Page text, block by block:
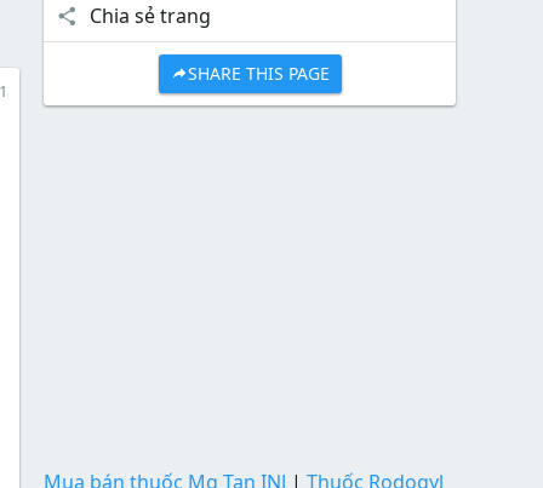
Chia sẻ trang
SHARE THIS PAGE
Mua bán thuốc Mg Tan INJ | Thuốc Rodogyl